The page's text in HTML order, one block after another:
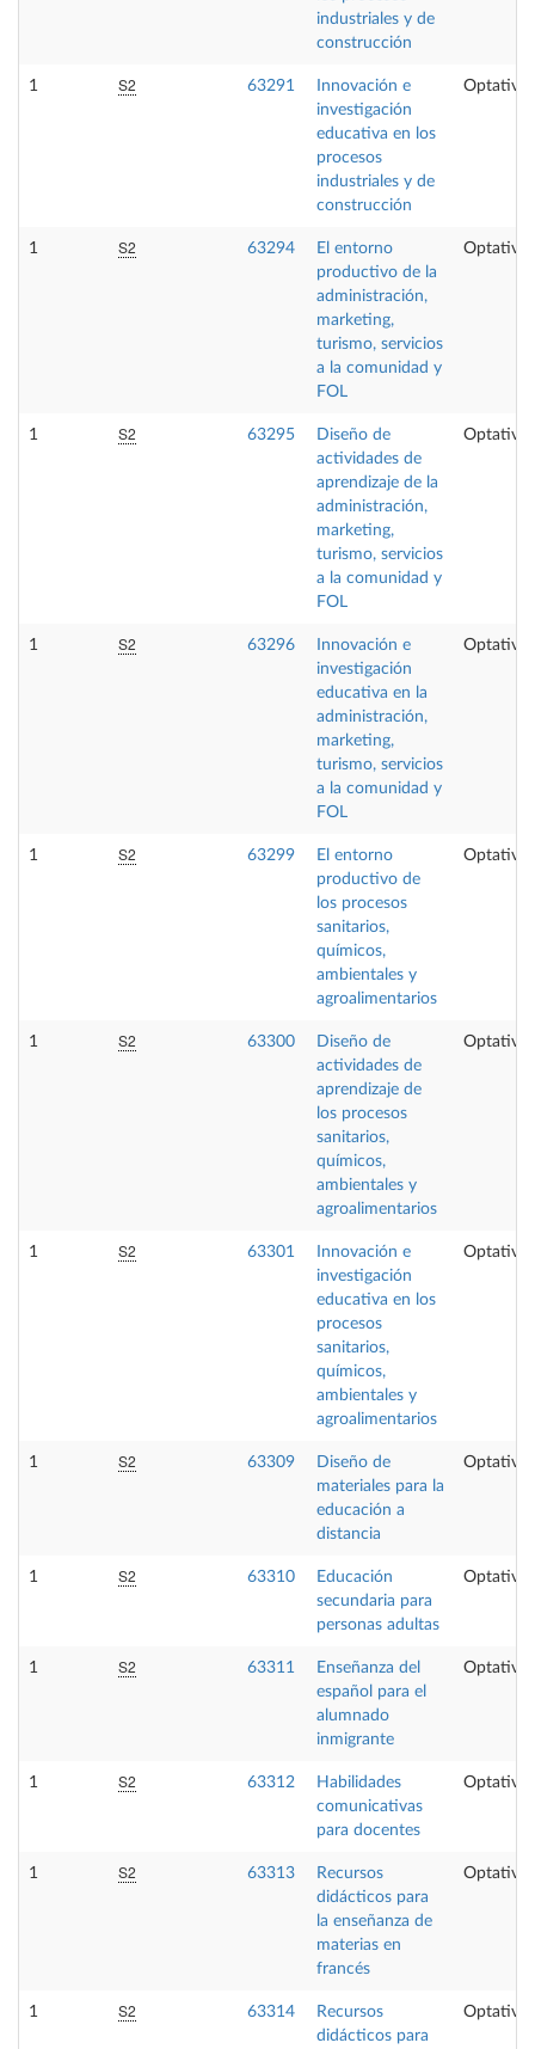
industriales y de
construcción
1 S2 63291
Innovación e
investigación
educativa en los
procesos
industriales y de
construcción
Optativa
1 S2 63294
El entorno
productivo de la
administración,
marketing,
turismo, servicios
a la comunidad y
FOL
Optativa
1 S2 63295
Diseño de
actividades de
aprendizaje de la
administración,
marketing,
turismo, servicios
a la comunidad y
FOL
Optativa
1 S2 63296
Innovación e
investigación
educativa en la
administración,
marketing,
turismo, servicios
a la comunidad y
FOL
Optativa
1 S2 63299
El entorno
productivo de
los procesos
sanitarios,
químicos,
ambientales y
agroalimentarios
Optativa
1 S2 63300
Diseño de
actividades de
aprendizaje de
los procesos
sanitarios,
químicos,
ambientales y
agroalimentarios
Optativa
1 S2 63301
Innovación e
investigación
educativa en los
procesos
sanitarios,
químicos,
ambientales y
agroalimentarios
Optativa
1 S2 63309
Diseño de
materiales para la
educación a
distancia
Optativa
1 S2 63310
Educación
secundaria para
personas adultas
Optativa
1 S2 63311
Enseñanza del
español para el
alumnado
inmigrante
Optativa
1 S2 63312
Habilidades
comunicativas
para docentes
Optativa
1 S2 63313
Recursos
didácticos para
la enseñanza de
materias en
francés
Optativa
1 S2 63314
Recursos
didácticos para
Optativa